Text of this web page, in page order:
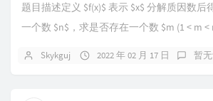
题目描述定义 $f(x)$ 表示 $x$ 分解质因数后
一个数 $n$，求是否存在一个数 $m (1 < m <
Skykguj 2022 年 02 月 17 日 暂